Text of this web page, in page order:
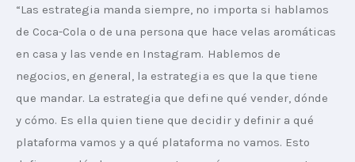
“Las estrategia manda siempre, no importa si hablamos
de Coca-Cola o de una persona que hace velas aromáticas
en casa y las vende en Instagram. Hablemos de
negocios, en general, la estrategia es que la que tiene
que mandar. La estrategia que define qué vender, dónde
y cómo. Es ella quien tiene que decidir y definir a qué
plataforma vamos y a qué plataforma no vamos. Esto